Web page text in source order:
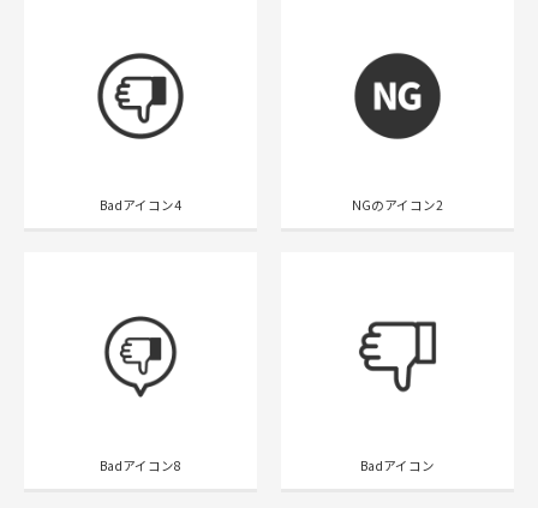
Badアイコン4 NGのアイコン2
Badアイコン8 Badアイコン